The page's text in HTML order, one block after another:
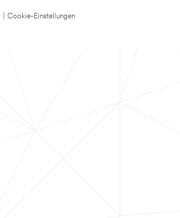
Cookie-Einstellungen